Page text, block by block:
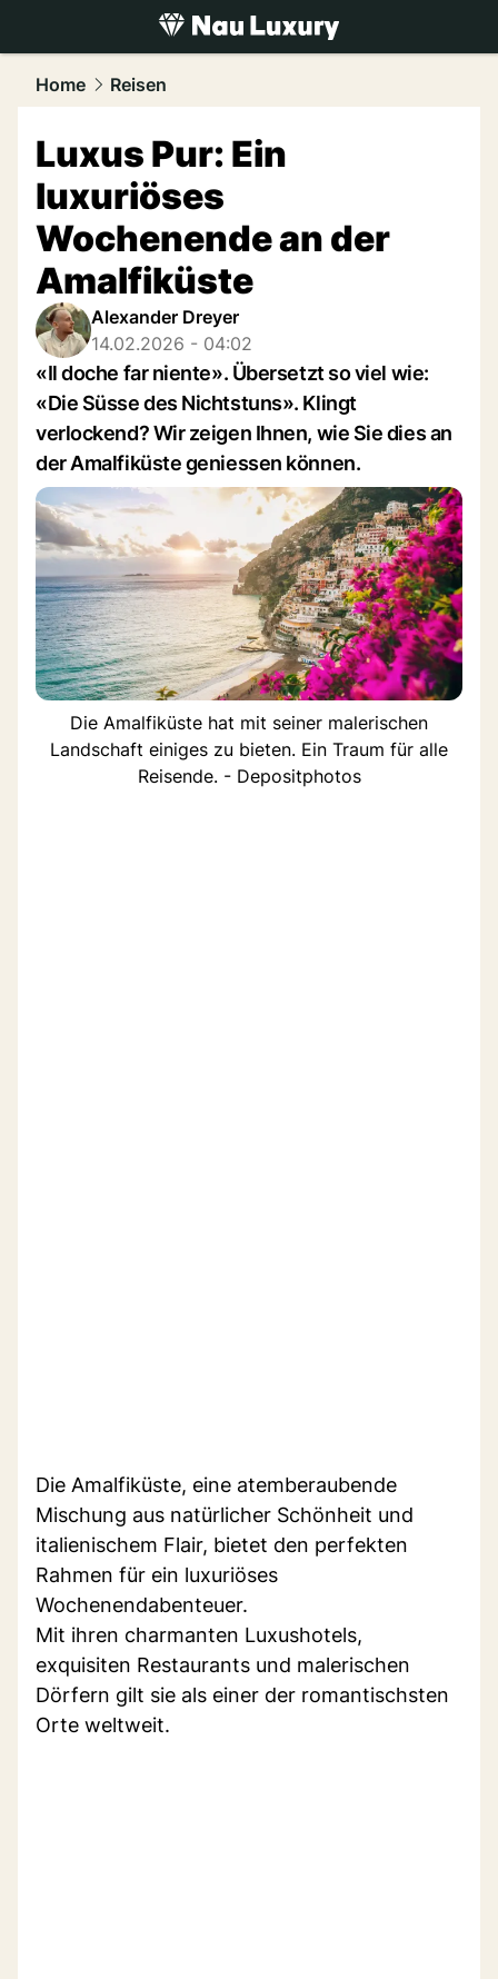
luxury.NAU.ch
Home Reisen
Luxus Pur: Ein
luxuriöses
Wochenende an der
Amalfiküste
Alexander Dreyer
14.02.2026 - 04:02
«Il doche far niente». Übersetzt so viel wie:
«Die Süsse des Nichtstuns». Klingt
verlockend? Wir zeigen Ihnen, wie Sie dies an
der Amalfiküste geniessen können.
Die Amalfiküste hat mit seiner malerischen
Landschaft einiges zu bieten. Ein Traum für alle
Reisende. - Depositphotos
Die Amalfiküste, eine atemberaubende
Mischung aus natürlicher Schönheit und
italienischem Flair, bietet den perfekten
Rahmen für ein luxuriöses
Wochenendabenteuer.
Mit ihren charmanten Luxushotels,
exquisiten Restaurants und malerischen
Dörfern gilt sie als einer der romantischsten
Orte weltweit.